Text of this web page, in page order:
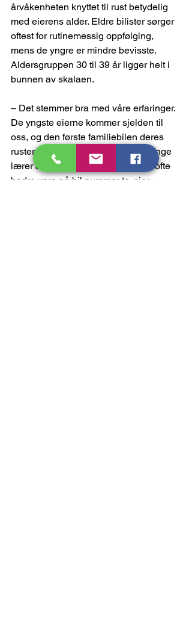
årvåkenheten knyttet til rust betydelig
med eierens alder. Eldre bilister sørger
oftest for rutinemessig oppfølging,
mens de yngre er mindre bevisste.
Aldersgruppen 30 til 39 år ligger helt i
bunnen av skalaen.
– Det stemmer bra med våre erfaringer.
De yngste eierne kommer sjelden til
oss, og den første familiebilen deres
ruster gjerne opp for dem. Men mange
lærer av en slik erfaring, og de tar ofte
bedre vare på bil nummer to, sier